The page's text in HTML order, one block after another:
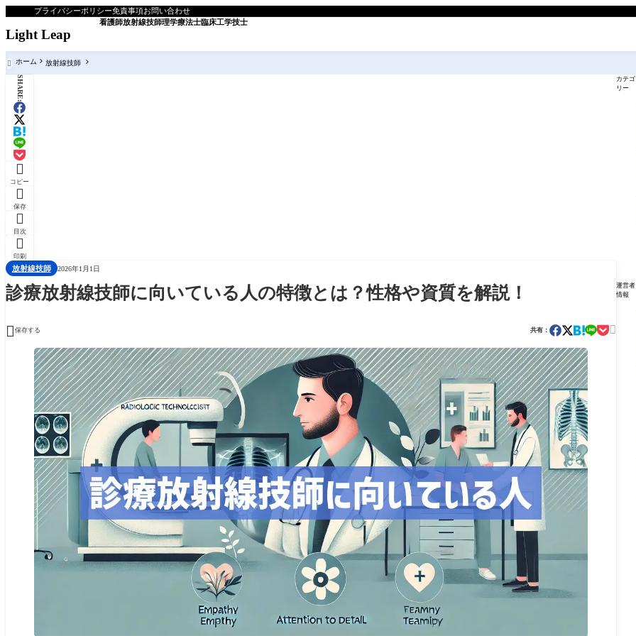
プライバシーポリシー免責事項お問い合わせ
Light Leap
看護師放射線技師理学療法士臨床工学技士
 ホーム 放射線技師
SHARE:

コピー

保存

目次

印刷
放射線技師 2026年1月1日
診療放射線技師に向いている人の特徴とは？性格や資質を解説！
 保存する 共有： 
カテゴ
リー
運営者
情報